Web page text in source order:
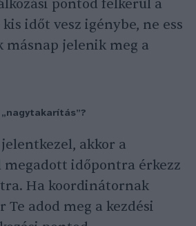
pontod felkerül a
időt vesz igénybe, ne ess
másnap jelenik meg a
akkor a
időpontra érkezz
Ha koordinátornak
Te adod meg a kezdési